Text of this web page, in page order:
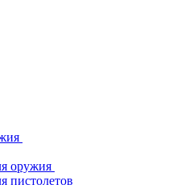
оружия
пистолетов